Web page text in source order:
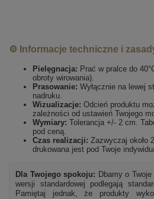
⚙️ Informacje techniczne i
Pielęgnacja: Prać w pralce do
obroty wirowania).
Prasowanie: Wyłącznie na lewej
nadruku.
Wizualizacje: Odcień produktu
zależności od ustawień Twojego
Wymiary: Tolerancja +/- 2 cm.
pod ceną.
Czas realizacji: Zazwyczaj około
drukowana jest pod Twoje
Dla Twojego spokoju: Dbamy o
wersji standardowej podlegają
Pamiętaj jednak, że produkty